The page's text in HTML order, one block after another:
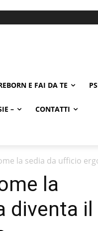
E FAI DA TE
– CONTATTI
la sedia da ufficio
la
diventa il